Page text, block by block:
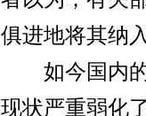
俱进地将其纳
如今国内的
现状严重弱化